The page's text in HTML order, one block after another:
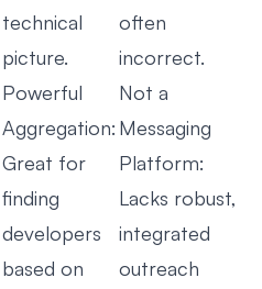
technical
picture.
Powerful
Aggregation:
Great for
finding
developers
based on
often
incorrect.
Not a
Messaging
Platform:
Lacks robust,
integrated
outreach